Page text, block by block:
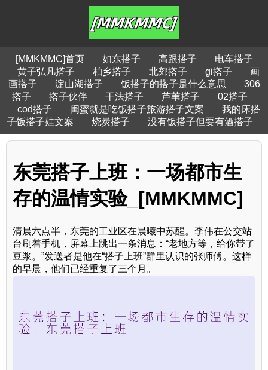
[MMKMMC]首页 如东搭子 高跟搭子
电车搭子
黄子弘凡搭子
柏乡搭子 北郊搭子 gi搭子
画
画搭子
淀山湖搭子 饭搭子的搭子是什么意思
306
搭子
搭子伙伴 干法搭子 芦苇搭子
02搭子
cod搭子
闺蜜就是吃饭搭子旅游搭子文案
我的床搭
子饭搭子娃文案
烧炭搭子 没有饭搭子但要有酒搭子
东莞搭子上班：一场都市生
存的温情实验_[MMKMMC]
清晨六点半，东莞的工业区在晨曦中苏醒。李伟在公交站
台刷着手机，屏幕上跳出一条消息：“老地方等，给你带了
豆浆。”发送者是他在“搭子上班”群里认识的张师傅。这样
的早晨，他们已经重复了三个月。